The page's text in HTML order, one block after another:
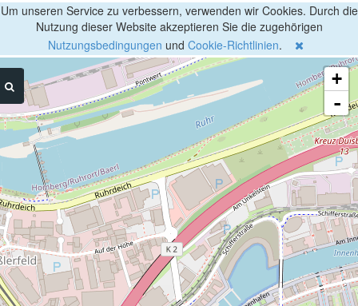
Um unseren Service zu verbessern, verwenden wir Cookies. Durch die
Nutzung dieser Website akzeptieren Sie die zugehörigen
Nutzungsbedingungen und Cookie-Richtlinien.
+
-